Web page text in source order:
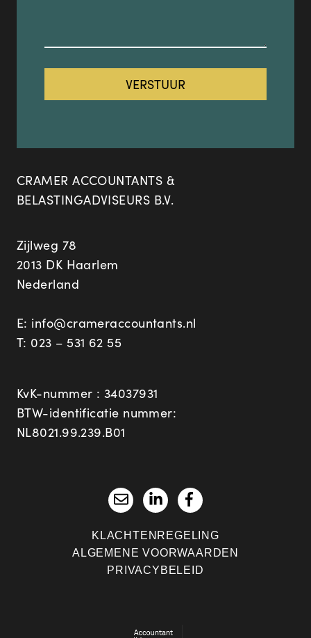
CRAMER ACCOUNTANTS &
BELASTINGADVISEURS B.V.
Zijlweg 78
2013 DK Haarlem
Nederland
E: info@crameraccountants.nl
T: 023 – 531 62 55
KvK-nummer : 34037931
BTW-identificatie nummer:
NL8021.99.239.B01
KLACHTENREGELING
ALGEMENE VOORWAARDEN
PRIVACYBELEID